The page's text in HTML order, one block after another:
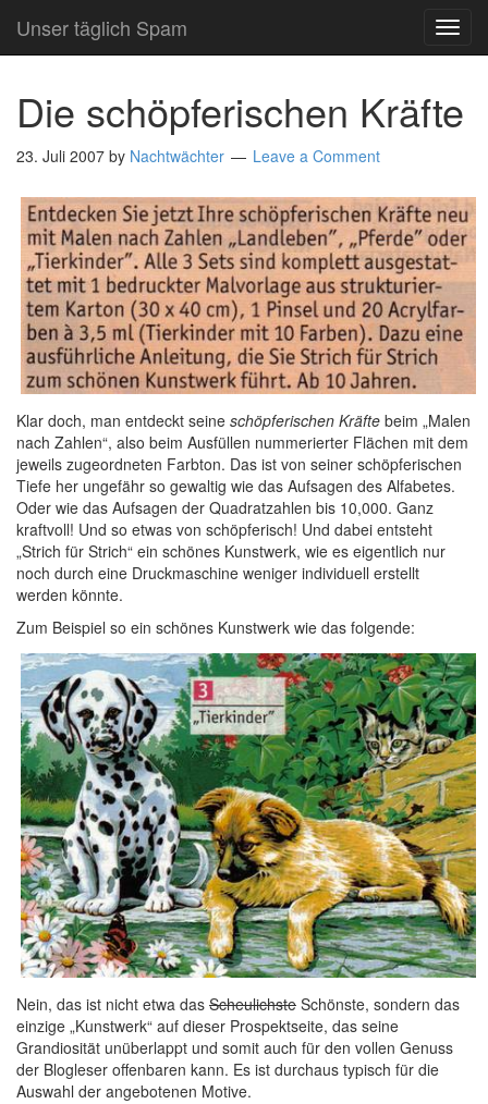
Unser täglich Spam
Die schöpferischen Kräfte
23. Juli 2007 by Nachtwächter Leave a Comment
Klar doch, man entdeckt seine schöpferischen Kräfte beim „Malen
nach Zahlen“, also beim Ausfüllen nummerierter Flächen mit dem
jeweils zugeordneten Farbton. Das ist von seiner schöpferischen
Tiefe her ungefähr so gewaltig wie das Aufsagen des Alfabetes.
Oder wie das Aufsagen der Quadratzahlen bis 10,000. Ganz
kraftvoll! Und so etwas von schöpferisch! Und dabei entsteht
„Strich für Strich“ ein schönes Kunstwerk, wie es eigentlich nur
noch durch eine Druckmaschine weniger individuell erstellt
werden könnte.
Zum Beispiel so ein schönes Kunstwerk wie das folgende:
Nein, das ist nicht etwa das Scheulichste Schönste, sondern das
einzige „Kunstwerk“ auf dieser Prospektseite, das seine
Grandiosität unüberlappt und somit auch für den vollen Genuss
der Blogleser offenbaren kann. Es ist durchaus typisch für die
Auswahl der angebotenen Motive.